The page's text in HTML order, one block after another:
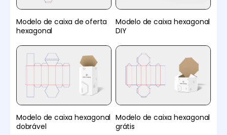
Modelo de caixa de oferta
hexagonal
Modelo de caixa hexagonal
DIY
Modelo de caixa hexagonal
dobrável
Modelo de caixa hexagonal
grátis